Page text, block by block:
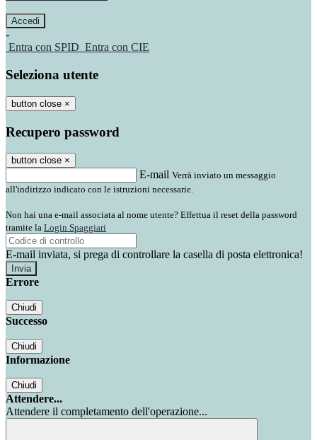
-
Entra con SPID Entra con CIE
Seleziona utente
button close ×
Recupero password
button close ×
E-mail Verrà inviato un messaggio
all'indirizzo indicato con le istruzioni necessarie.
Non hai una e-mail associata al nome utente? Effettua il reset della password
tramite la Login Spaggiari
E-mail inviata, si prega di controllare la casella di posta elettronica!
Errore
Chiudi
Successo
Chiudi
Informazione
Chiudi
Attendere...
Attendere il completamento dell'operazione...